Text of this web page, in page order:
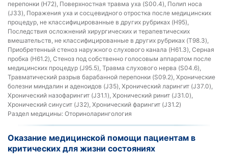
перепонки (H72), Поверхностная травма уха (S00.4), Полип носа
(J33), Поражения уха и сосцевидного отростка после медицинских
процедур, не классифицированные в других рубриках (H95),
Последствия осложнений хирургических и терапевтических
вмешательств, не классифицированные в других рубриках (T98.3),
Приобретенный стеноз наружного слухового канала (H61.3), Серная
пробка (H61.2), Стеноз под собственно голосовым аппаратом после
медицинских процедур (J95.5), Травма слухового нерва (S04.6),
Травматический разрыв барабанной перепонки (S09.2), Хронические
болезни миндалин и аденоидов (J35), Хронический ларингит (J37.0),
Хронический назофарингит (J31.1), Хронический ринит (J31.0),
Хронический синусит (J32), Хронический фарингит (J31.2)
Раздел медицины: Оториноларингология
Оказание медицинской помощи пациентам в
критических для жизни состояниях